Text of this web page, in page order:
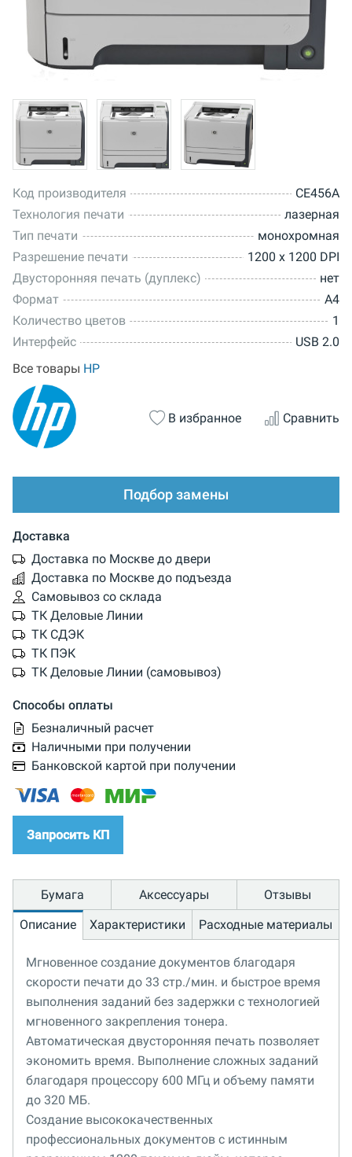
Код производителя
CE456A
Технология печати
лазерная
Тип печати
монохромная
Разрешение печати
1200 x 1200 DPI
Двусторонняя печать (дуплекс)
нет
Формат
A4
Количество цветов
1
Интерфейс
USB 2.0
Все товары HP
В избранное Сравнить
Подбор замены
Доставка
Доставка по Москве до двери
Доставка по Москве до подъезда
Самовывоз со склада
ТК Деловые Линии
ТК СДЭК
ТК ПЭК
ТК Деловые Линии (самовывоз)
Способы оплаты
Безналичный расчет
Наличными при получении
Банковской картой при получении
Запросить КП
Бумага Аксессуары
Отзывы
Описание
Характеристики Расходные материалы
Мгновенное создание документов благодаря
скорости печати до 33 стр./мин. и быстрое время
выполнения заданий без задержки с технологией
мгновенного закрепления тонера.
Автоматическая двусторонняя печать позволяет
экономить время. Выполнение сложных заданий
благодаря процессору 600 МГц и объему памяти
до 320 МБ.
Создание высококачественных
профессиональных документов с истинным